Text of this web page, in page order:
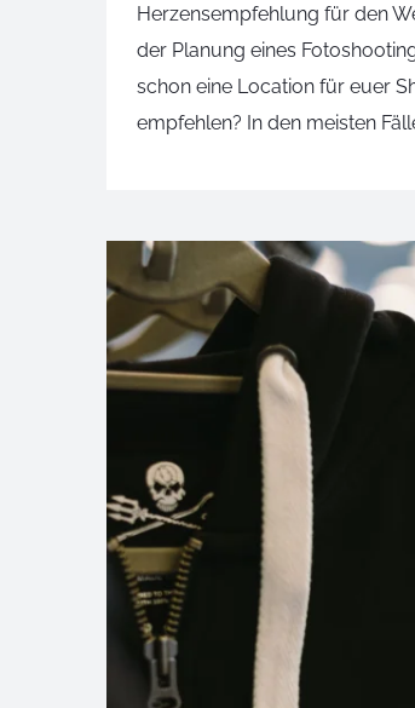
Herzensempfehlung für den
der Planung eines
schon eine Location für euer
empfehlen? In den meisten